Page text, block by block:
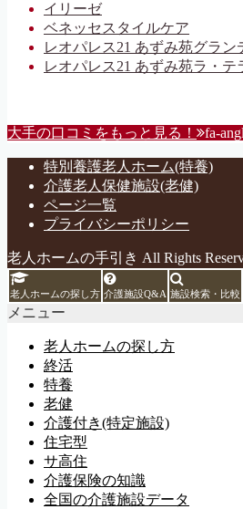
イリーゼ
ベネッセスタイルケア
レオパレス21 あずみ苑グラン
レオパレス21 あずみ苑ラ・テ
大手の口コミをもっと見る！ fa-
特別養護老人ホーム(特養)
介護老人保健施設(老健)
ページ一覧
プライバシーポリシー
老人ホームの手引き All Rights
老人ホームの探し方 介護施設Q&A 施設検索・比較
メニュー
老人ホームの探し方
終活
特養
老健
介護付き(特定施設)
住宅型
サ高住
介護保険の知識
全国の介護施設データ